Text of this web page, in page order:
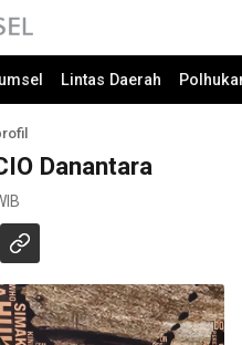
Lintas Daerah
Danantara